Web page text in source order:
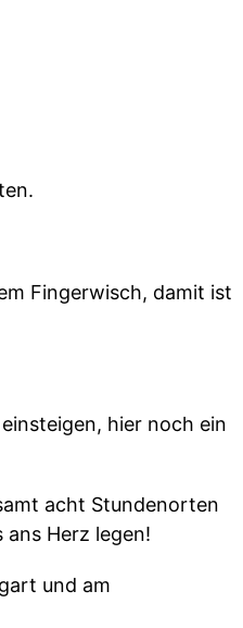
Fingerwisch, damit ist
hier noch ein
acht Stundenorten
Herz legen!
und am